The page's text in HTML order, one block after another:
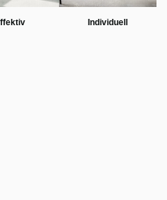
Individuell